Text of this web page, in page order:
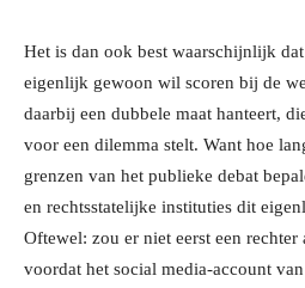
Het is dan ook best waarschijnlijk
eigenlijk gewoon wil scoren bij de
daarbij een dubbele maat hanteert,
voor een dilemma stelt. Want hoe
grenzen van het publieke debat
en rechtsstatelijke instituties dit
Oftewel: zou er niet eerst een rechter
voordat het social media-account